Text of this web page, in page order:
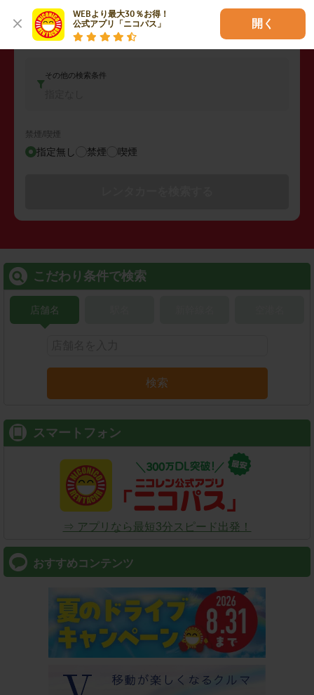
WEBより最大30％お得！
公式アプリ「ニコパス」
開く
車両タイプ
コンパクトカー
その他の検索条件
禁煙/喫煙
指定無し 禁煙 喫煙
こだわり条件で検索
店舗名
検索
スマートフォン
⇒ アプリなら最短3分スピード出発！
おすすめコンテンツ